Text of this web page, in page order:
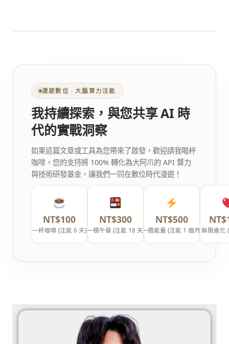
漫遊數位 ‧ 大腦算力注能
我持續探索，與您共享 AI 時
代的實戰洞察
如果這篇文章或工具為您帶來了啟發，歡迎請我喝杯
咖啡。您的支持將 100% 轉化為大阿爪的 API 算力
與技術研發基金，讓我們一同在數位時代漫遊！
NT$100
一杯咖啡 (注能 6 天)
NT$300
一頓午餐 (注能 18 天)
NT$500
一週能量 (注能 1 個月)無限進化